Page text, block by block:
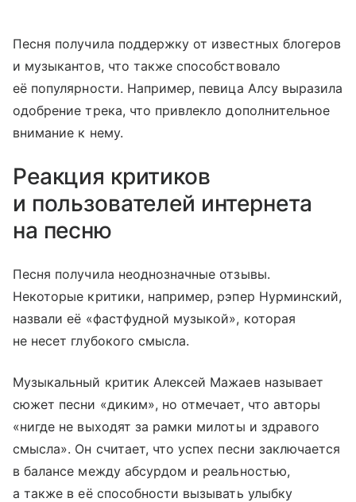
Песня получила поддержку от известных блогеров
и музыкантов, что также способствовало
её популярности. Например, певица Алсу выразила
одобрение трека, что привлекло дополнительное
внимание к нему.
Реакция критиков
и пользователей интернета
на песню
Песня получила неоднозначные отзывы.
Некоторые критики, например, рэпер Нурминский,
назвали её «фастфудной музыкой», которая
не несет глубокого смысла.
Музыкальный критик Алексей Мажаев называет
сюжет песни «диким», но отмечает, что авторы
«нигде не выходят за рамки милоты и здравого
смысла». Он считает, что успех песни заключается
в балансе между абсурдом и реальностью,
а также в её способности вызывать улыбку